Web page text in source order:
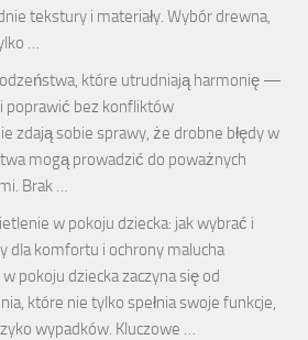
tekstury i materiały. Wybór drewna,
…
które utrudniają harmonię —
poprawić bez konfliktów
zdają sobie sprawy, że drobne błędy w
mogą prowadzić do poważnych
Brak …
w pokoju dziecka: jak wybrać i
dla komfortu i ochrony malucha
pokoju dziecka zaczyna się od
które nie tylko spełnia swoje funkcje,
wypadków. Kluczowe …